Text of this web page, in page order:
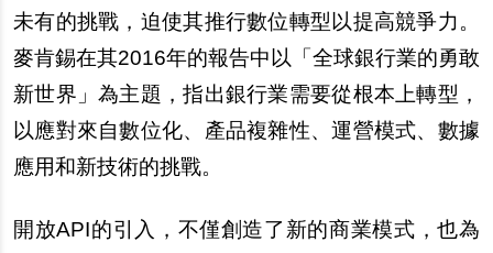
未有的挑戰，迫使其推行數位轉型以提高競爭力。
麥肯錫在其2016年的報告中以「全球銀行業的勇敢
新世界」為主題，指出銀行業需要從根本上轉型，
以應對來自數位化、產品複雜性、運營模式、數據
應用和新技術的挑戰。
開放API的引入，不僅創造了新的商業模式，也為